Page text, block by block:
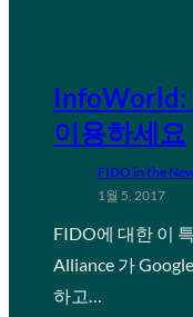
InfoWorld:
이용하세요
FIDO in the
1월 5, 2017
FIDO에 대한 이
Alliance 가
하고…